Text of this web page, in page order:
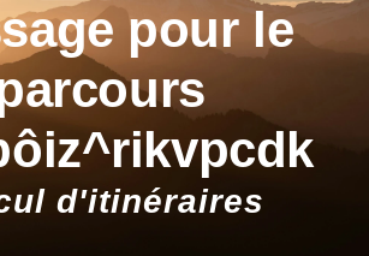
pour le
d'itinéraires